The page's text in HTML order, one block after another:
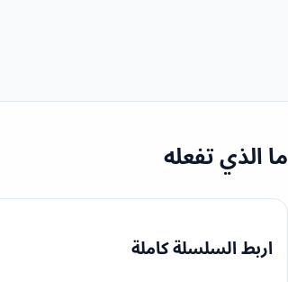
ما الذي تفعله
اربط السلسلة كاملة